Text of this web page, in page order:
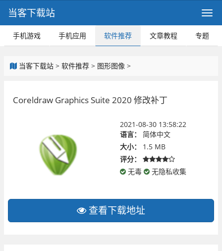
当客下载站
手机游戏 手机应用 软件推荐 文章教程 专题
当客下载站 > 软件推荐 > 图形图像 >
Coreldraw Graphics Suite 2020 修改补丁
2021-08-30 13:58:22
语言：
简体中文
大小：
1.5 MB
评分：
无毒
无隐私收集
查看下载地址